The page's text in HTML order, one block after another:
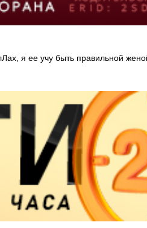
я ее учу быть правильной